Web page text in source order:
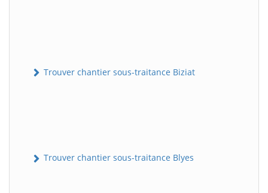
Trouver chantier sous-traitance Biziat
Trouver chantier sous-traitance Blyes